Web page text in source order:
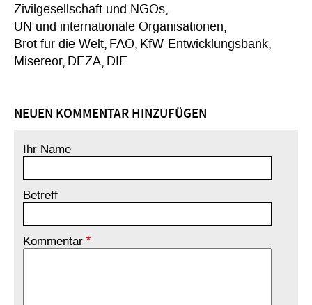
Zivilgesellschaft und NGOs
UN und internationale Organisationen
Brot für die Welt FAO KfW-Entwicklungsbank
Misereor DEZA DIE
NEUEN KOMMENTAR HINZUFÜGEN
Ihr Name
Betreff
Kommentar